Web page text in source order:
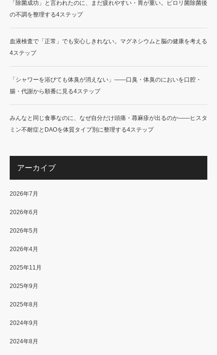
「除菌成功」と言われたのに、まだ疲れやすい・胃が重い。ピロリ菌除菌後
の不調を整理する4ステップ
血液検査で「正常」でも安心しきれない。マグネシウムと脳の健康を考える
4ステップ
「シャワーを浴びても体臭が消えない」——口臭・体臭のにおいを口腔・
腸・代謝から順番に見る4ステップ
みんなと同じ食事なのに、なぜ自分だけ頭痛・蕁麻疹が出るのか——ヒスタ
ミン不耐症とDAOを体質タイプ別に整理する4ステップ
アーカイブ
2026年7月
2026年6月
2026年5月
2026年4月
2025年11月
2025年9月
2025年8月
2024年9月
2024年8月